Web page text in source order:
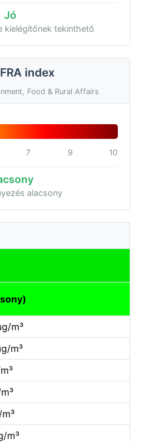
Jó
kielégítőnek tekinthető
index
Food & Rural Affairs
7 9 10
alacsony
m³
m³
m³
m³